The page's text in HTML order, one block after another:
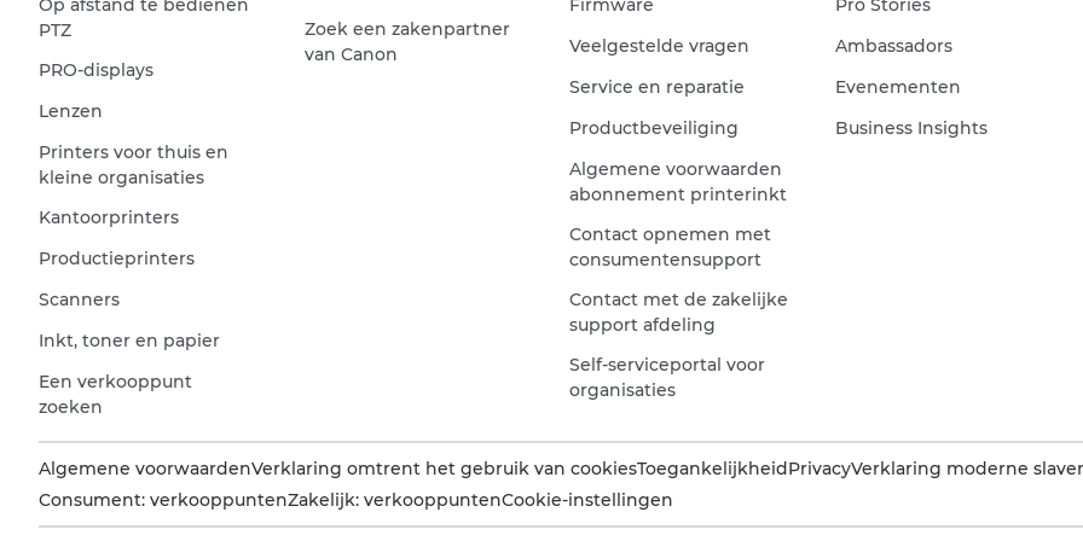
Op afstand te bedienen
PTZ
PRO-displays
Lenzen
Printers voor thuis en
kleine organisaties
Kantoorprinters
Productieprinters
Scanners
Inkt, toner en papier
Een verkooppunt
zoeken
Zoek een zakenpartner
van Canon
Firmware
Veelgestelde vragen
Service en reparatie
Productbeveiliging
Algemene voorwaarden
abonnement printerinkt
Contact opnemen met
consumentensupport
Contact met de zakelijke
support afdeling
Self-serviceportal voor
organisaties
Pro Stories
Ambassadors
Evenementen
Business Insights
Algemene voorwaardenVerklaring omtrent het gebruik van cookiesToegankelijkheidPrivacyVerklaring moderne
Consument: verkooppuntenZakelijk: verkooppuntenCookie-instellingen